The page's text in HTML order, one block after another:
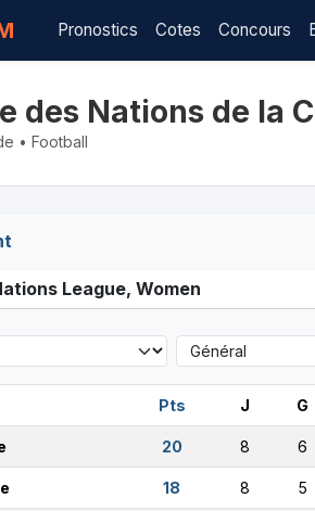
Pronostics Cotes Concours
des Nations de la
• Football
League, Women
Pts J G
20 8 6
18 8 5